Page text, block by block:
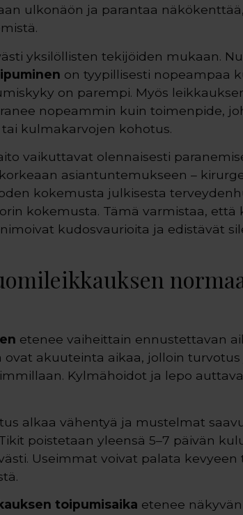
ulkonäön ja parantaa
yksilöllisten tekijöiden mukaan.
on tyypillisesti nopeampaa
on parempi. Myös
nopeammin kuin toimenpide,
kulmakarvojen kohotus.
vaikuttavat olennaisesti
asiantuntemukseen –
kokemusta julkisesta
kokemusta. Tämä varmistaa, että
kudosvaurioita ja edistävät
etenee vaiheittain ennustettavan
ovat akuuteinta aikaa, jolloin turvotus
Kylmähoidot ja lepo
alkaa vähentyä ja mustelmat
poistetaan yleensä 5–7 päivän
Useimmat voivat palata kevyeen
toipumisaika etenee näkyvän